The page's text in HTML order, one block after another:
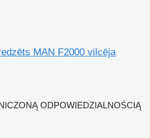
MAN F2000 vilcēja
ODPOWIEDZIALNOŚCIĄ